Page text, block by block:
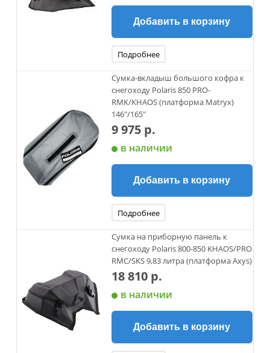
Добавить в корзину
Подробнее
Сумка-вкладыш большого кофра к
снегоходу Polaris 850 PRO-
RMK/KHAOS (платформа Matryx)
146"/165"
9 975 р.
в наличии
Добавить в корзину
Подробнее
Сумка на приборную панель к
снегоходу Polaris 800-850 KHAOS/PRO
RMC/SKS 9,83 литра (платформа Axys)
18 810 р.
в наличии
Добавить в корзину